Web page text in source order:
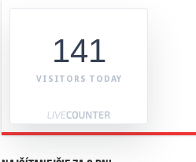
141
VISITORS TODAY